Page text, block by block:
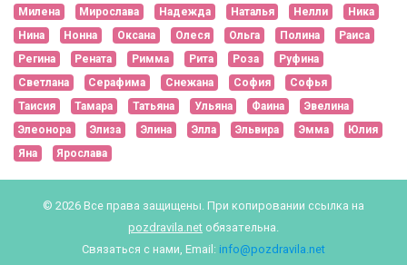
Милена
Мирослава Надежда Наталья Нелли
Ника
Нина
Нонна Оксана Олеся Ольга Полина
Раиса
Регина
Рената Римма Рита Роза
Руфина
Светлана
Серафима Снежана София
Софья
Таисия
Тамара Татьяна Ульяна Фаина
Эвелина
Элеонора
Элиза Элина Элла Эльвира Эмма
Юлия
Яна
Ярослава
© 2026 Все права защищены. При копировании ссылка на
pozdravila.net обязательна.
Связаться с нами, Email: info@pozdravila.net